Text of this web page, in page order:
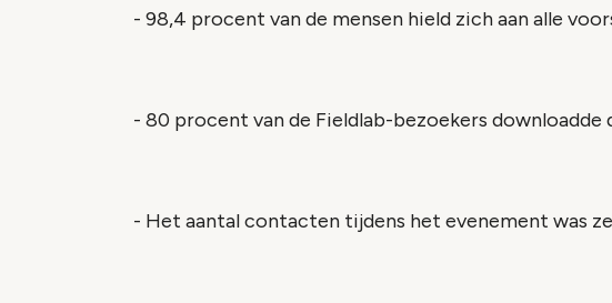
- 98,4 procent van de mensen hield zich aan alle
- 80 procent van de Fieldlab-bezoekers downloadde
- Het aantal contacten tijdens het evenement was